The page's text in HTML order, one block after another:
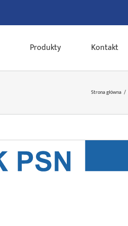
Produkty Kontakt
Strona główna /